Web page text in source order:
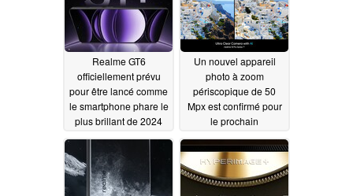
07/10/2024
Realme GT6
officiellement prévu
pour être lancé comme
le smartphone phare le
plus brillant de 2024
07/08/2024
Un nouvel appareil
photo à zoom
périscopique de 50
Mpx est confirmé pour
le prochain
smartphone de milieu
de gamme Android
07/06/2024